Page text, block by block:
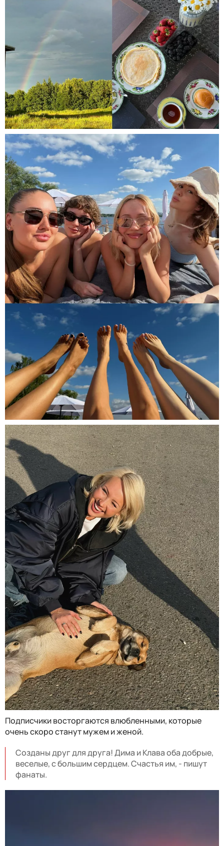
Подписчики восторгаются влюбленными, которые
очень скоро станут мужем и женой.
Созданы друг для друга! Дима и Клава оба добрые,
веселые, с большим сердцем. Счастья им, - пишут
фанаты.